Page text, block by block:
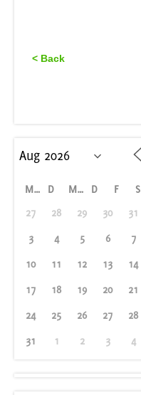
< Back
M D M D F S
27
28 29 30 31
3 4 5 6 7
10 11 12 13 14
17 18 19 20 21
24 25 26 27 28
31 1 2 3 4